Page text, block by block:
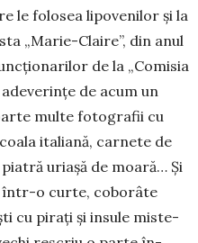
le folosea li­po­venilor și la
„Marie-Claire”, din anul
de la „Co­misia
de a­cum un
multe fo­to­grafii cu
ita­liană, carnete de
uriașă de moară… Și
în­tr-o curte, coborâte
cu pirați și insule miste­